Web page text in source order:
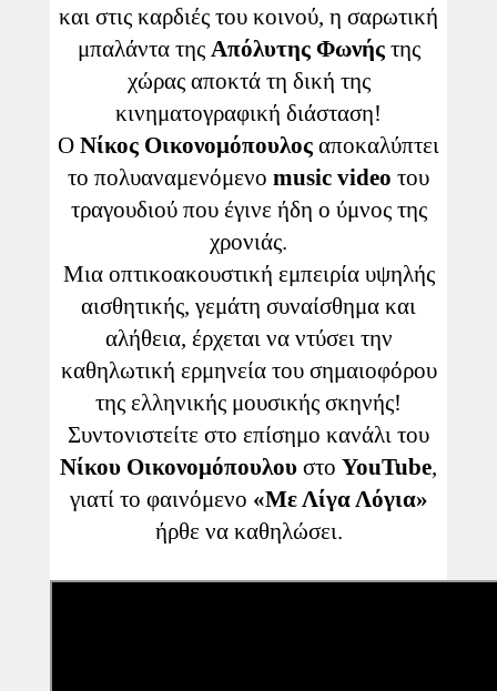
και στις καρδιές του κοινού, η σαρωτική
μπαλάντα της Απόλυτης Φωνήςτης
χώρας αποκτά τη δική της
κινηματογραφική διάσταση!
Ο Νίκος Οικονομόπουλος αποκαλύπτει
το πολυαναμενόμενο music video του
τραγουδιού που έγινε ήδη ο ύμνος της
χρονιάς.
Μια οπτικοακουστική εμπειρία υψηλής
αισθητικής, γεμάτη συναίσθημα και
αλήθεια, έρχεται να ντύσει την
καθηλωτική ερμηνεία του σημαιοφόρου
της ελληνικής μουσικής σκηνής!
Συντονιστείτε στο επίσημο κανάλι του
Νίκου Οικονομόπουλου στο YouTube,
γιατί το φαινόμενο «Με Λίγα Λόγια»
ήρθε να καθηλώσει.